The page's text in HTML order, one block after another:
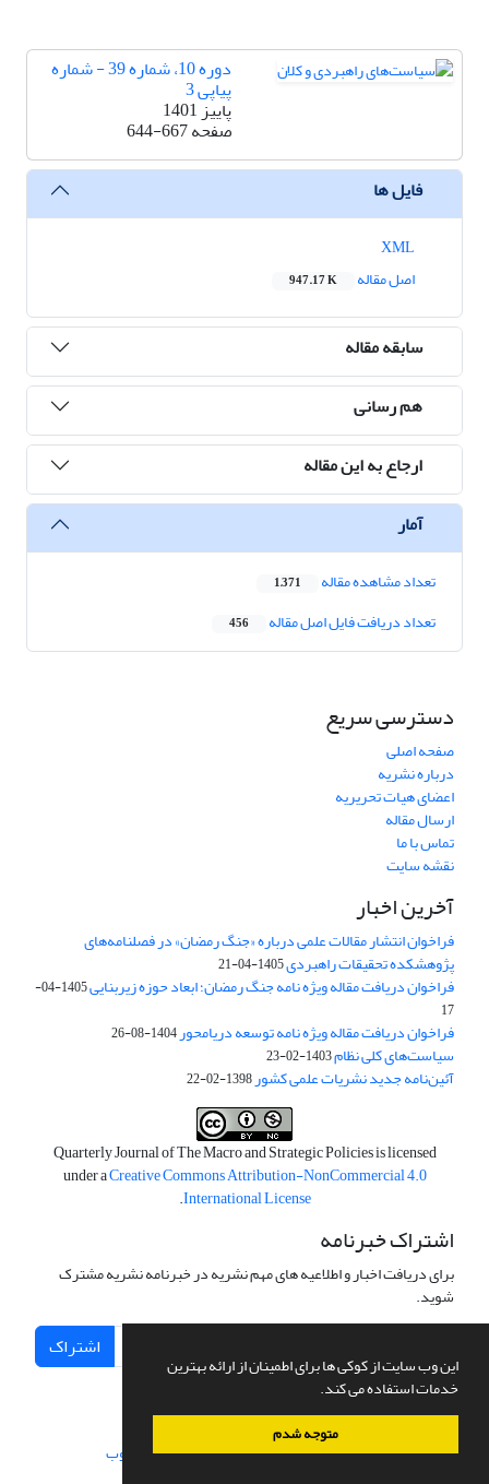
این وب سایت از کوکی ها برای اطمینان از ارائه بهترین
خدمات استفاده می کند.
متوجه شدم
دوره 10، شماره 39 - شماره
پیاپی 3
پاییز 1401
صفحه644-667
فایل ها
اصل مقاله
947.17 K
سابقه مقاله
هم رسانی
ارجاع به این مقاله
آمار
تعداد مشاهده مقاله 1,371
تعداد دریافت فایل اصل مقاله 456
دسترسی سریع
صفحه اصلی
درباره نشریه
اعضای هیات تحریریه
ارسال مقاله
تماس با ما
نقشه سایت
آخرین اخبار
فراخوان انتشار مقالات علمی درباره «جنگ رمضان» در فصلنامه‌های
پژوهشکده تحقیقات راهبردی1405-04-21
فراخوان دریافت مقاله ویژه نامه جنگ رمضان؛ ابعاد حوزه زیربنایی
1405-04-
17
فراخوان دریافت مقاله ویژه نامه توسعه دریامحور1404-08-26
سیاست‌های کلی نظام1403-02-23
آئین‌نامه جدید نشریات علمی کشور1398-02-22
Quarterly Journal of The Macro and Strategic Policies is licensed
under aCreative Commons Attribution-NonCommercial 4.0
International License
.
اشتراک خبرنامه
برای دریافت اخبار و اطلاعیه های مهم نشریه در خبرنامه نشریه مشترک
شوید.
اشتراک
سامانه مدیریت نشریات علمی.طراحی و پیاده سازی از سیناوب